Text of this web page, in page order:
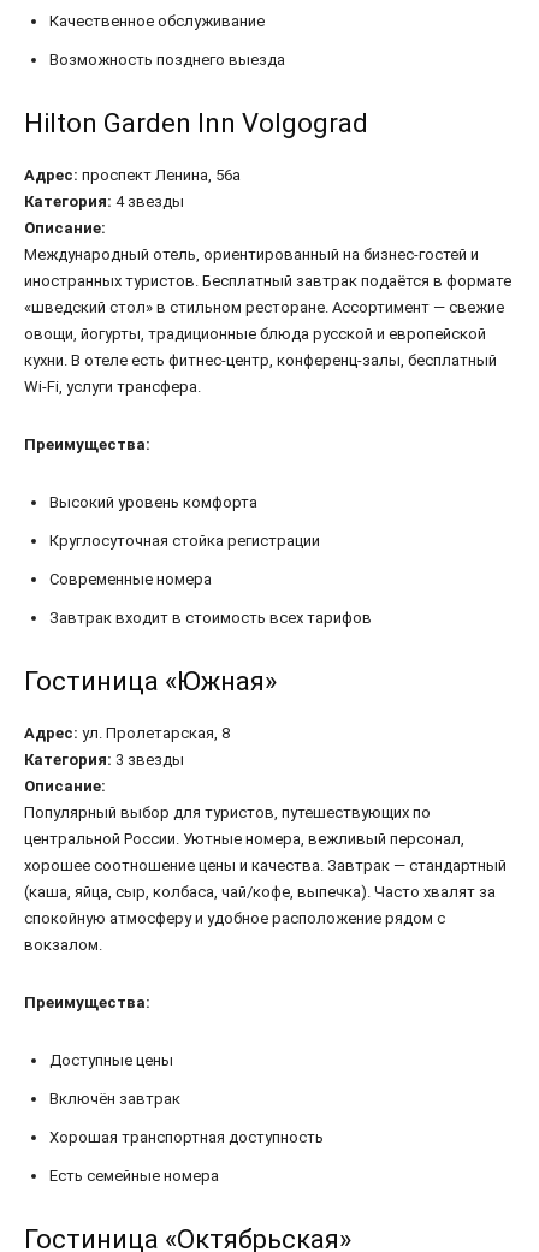
Качественное обслуживание
Возможность позднего выезда
Hilton Garden Inn Volgograd
Адрес: проспект Ленина, 56а
Категория: 4 звезды
Описание:
Международный отель, ориентированный на бизнес-гостей и
иностранных туристов. Бесплатный завтрак подаётся в формате
«шведский стол» в стильном ресторане. Ассортимент — свежие
овощи, йогурты, традиционные блюда русской и европейской
кухни. В отеле есть фитнес-центр, конференц-залы, бесплатный
Wi-Fi, услуги трансфера.
Преимущества:
Высокий уровень комфорта
Круглосуточная стойка регистрации
Современные номера
Завтрак входит в стоимость всех тарифов
Гостиница «Южная»
Адрес: ул. Пролетарская, 8
Категория: 3 звезды
Описание:
Популярный выбор для туристов, путешествующих по
центральной России. Уютные номера, вежливый персонал,
хорошее соотношение цены и качества. Завтрак — стандартный
(каша, яйца, сыр, колбаса, чай/кофе, выпечка). Часто хвалят за
спокойную атмосферу и удобное расположение рядом с
вокзалом.
Преимущества:
Доступные цены
Включён завтрак
Хорошая транспортная доступность
Есть семейные номера
Гостиница «Октябрьская»